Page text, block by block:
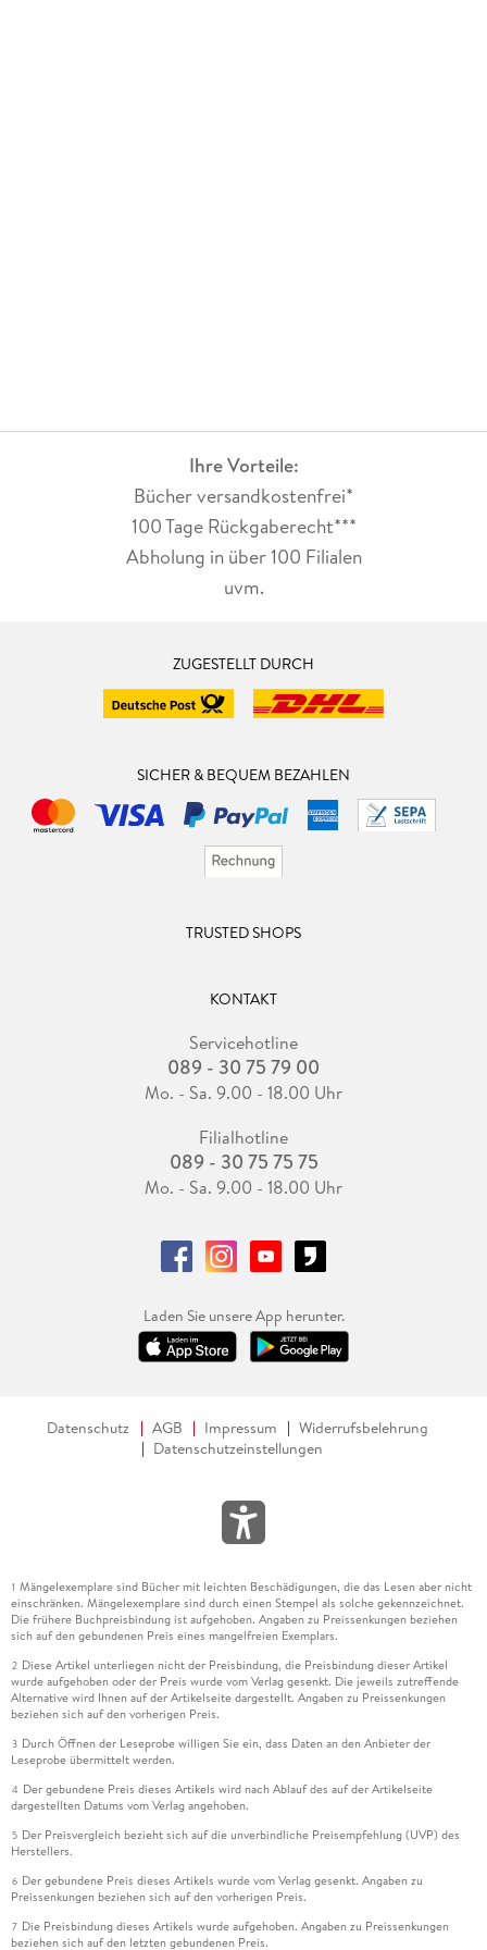
Ihre Vorteile:
Bücher versandkostenfrei*
100 Tage Rückgaberecht***
Abholung in über 100 Filialen
uvm.
ZUGESTELLT DURCH
SICHER & BEQUEM BEZAHLEN
TRUSTED SHOPS
KONTAKT
Servicehotline
089 - 30 75 79 00
Mo. - Sa. 9.00 - 18.00 Uhr
Filialhotline
089 - 30 75 75 75
Mo. - Sa. 9.00 - 18.00 Uhr
Laden Sie unsere App herunter.
Datenschutz AGB Impressum
Widerrufsbelehrung
Datenschutzeinstellungen
1 Mängelexemplare sind Bücher mit leichten Beschädigungen, die das Lesen aber nicht
einschränken. Mängelexemplare sind durch einen Stempel als solche gekennzeichnet.
Die frühere Buchpreisbindung ist aufgehoben. Angaben zu Preissenkungen beziehen
sich auf den gebundenen Preis eines mangelfreien Exemplars.
2 Diese Artikel unterliegen nicht der Preisbindung, die Preisbindung dieser Artikel
wurde aufgehoben oder der Preis wurde vom Verlag gesenkt. Die jeweils zutreffende
Alternative wird Ihnen auf der Artikelseite dargestellt. Angaben zu Preissenkungen
beziehen sich auf den vorherigen Preis.
3 Durch Öffnen der Leseprobe willigen Sie ein, dass Daten an den Anbieter der
Leseprobe übermittelt werden.
4 Der gebundene Preis dieses Artikels wird nach Ablauf des auf der Artikelseite
dargestellten Datums vom Verlag angehoben.
5 Der Preisvergleich bezieht sich auf die unverbindliche Preisempfehlung (UVP) des
Herstellers.
6 Der gebundene Preis dieses Artikels wurde vom Verlag gesenkt. Angaben zu
Preissenkungen beziehen sich auf den vorherigen Preis.
7 Die Preisbindung dieses Artikels wurde aufgehoben. Angaben zu Preissenkungen
beziehen sich auf den letzten gebundenen Preis.